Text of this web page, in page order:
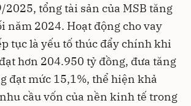
tổng tài sản của MSB tăng
năm 2024. Hoạt động cho vay
tục là yếu tố thúc đẩy chính khi
hơn 204.950 tỷ đồng, đưa tăng
đạt mức 15,1%, thể hiện khả
cầu vốn của nền kinh tế trong